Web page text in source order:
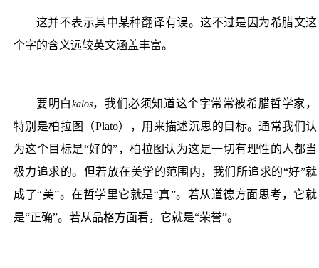
这并不表示其中某种翻译有误。这不过是因为希腊文这
个字的含义远较英文涵盖丰富。
要明白 kalos，我们必须知道这个字常常被希腊哲学家，
特别是柏拉图（Plato），用来描述沉思的目标。通常我们认
为这个目标是“好的”，柏拉图认为这是一切有理性的人都当
极力追求的。但若放在美学的范围内，我们所追求的“好”就
成了“美”。在哲学里它就是“真”。若从道德方面思考，它就
是“正确”。若从品格方面看，它就是“荣誉”。